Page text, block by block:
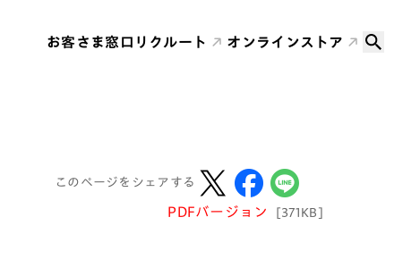
お客さま窓口 リクルート オンラインストア
このページをシェアする
PDFバージョン [371KB]